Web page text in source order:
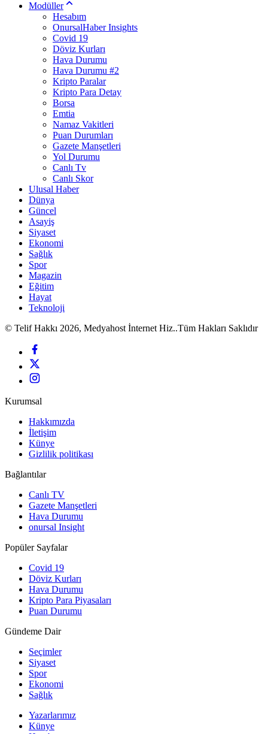
Modüller
Hesabım
OnursalHaber Insights
Covid 19
Döviz Kurları
Hava Durumu
Hava Durumu #2
Kripto Paralar
Kripto Para Detay
Borsa
Emtia
Namaz Vakitleri
Puan Durumları
Gazete Manşetleri
Yol Durumu
Canlı Tv
Canlı Skor
Ulusal Haber
Dünya
Güncel
Asayiş
Siyaset
Ekonomi
Sağlık
Spor
Magazin
Eğitim
Hayat
Teknoloji
© Telif Hakkı 2026, Medyahost İnternet Hiz..Tüm Hakları Saklıdır
Kurumsal
Hakkımızda
İletişim
Künye
Gizlilik politikası
Bağlantılar
Canlı TV
Gazete Manşetleri
Hava Durumu
onursal Insight
Popüler Sayfalar
Covid 19
Döviz Kurları
Hava Durumu
Kripto Para Piyasaları
Puan Durumu
Gündeme Dair
Seçimler
Siyaset
Spor
Ekonomi
Sağlık
Yazarlarımız
Künye